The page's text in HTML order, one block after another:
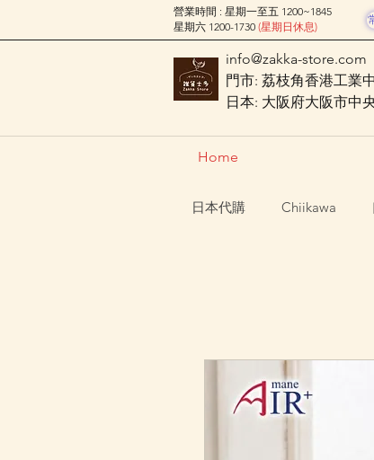
營業時間 : 星期一至五 1200~1845
星期六 1200-1730 (星期日休息)
info@zakka-store.com
門市: 荔枝角香港工業
日本: 大阪府大阪市中
Home
日本代購 Chiikawa